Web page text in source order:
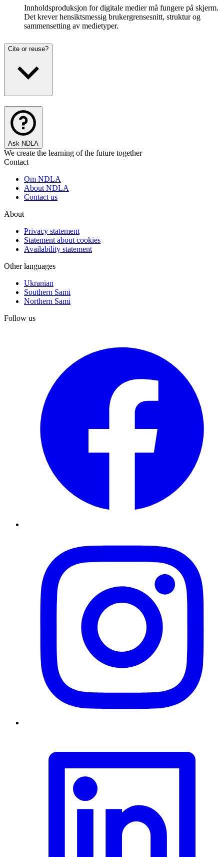
Innholdsproduksjon for digitale medier må fungere på skjerm.
Det krever hensiktsmessig brukergrensesnitt, struktur og
sammensetting av medietyper.
Cite or reuse?
Ask NDLA
We create the learning of the future together
Contact
Om NDLA
About NDLA
Contact us
About
Privacy statement
Statement about cookies
Availability statement
Other languages
Ukranian
Southern Sami
Northern Sami
Follow us